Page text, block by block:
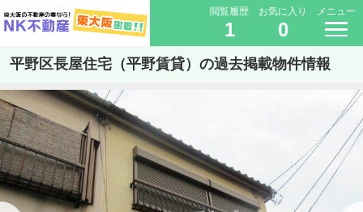
閲覧履歴
1
お気に入り
0
メニュー
平野区長屋住宅（平野賃貸）の過去掲載物件情報